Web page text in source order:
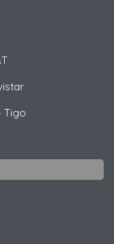
Tigo